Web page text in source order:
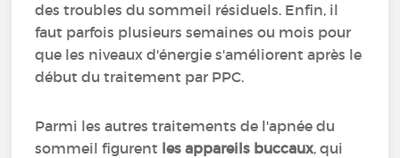
des troubles du sommeil résiduels. Enfin, il
faut parfois plusieurs semaines ou mois pour
que les niveaux d'énergie s'améliorent après le
début du traitement par PPC.
Parmi les autres traitements de l'apnée du
sommeil figurent les appareils buccaux, qui